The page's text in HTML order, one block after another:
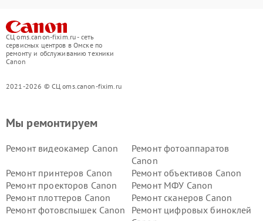
СЦ oms.canon-fixim.ru - сеть
сервисных центров в Омске по
ремонту и обслуживанию техники
Canon
2021-2026 © СЦ oms.canon-fixim.ru
Мы ремонтируем
Ремонт видеокамер Canon
Ремонт фотоаппаратов
Canon
Ремонт принтеров Canon
Ремонт объективов Canon
Ремонт проекторов Canon
Ремонт МФУ Canon
Ремонт плоттеров Canon
Ремонт сканеров Canon
Ремонт фотовспышек Canon
Ремонт цифровых биноклей